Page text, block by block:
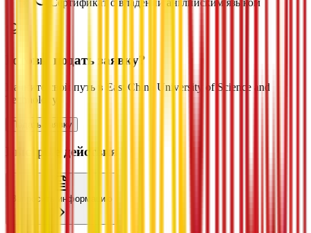
Сертификат о владении английским языком
Готовы подать заявку?
Начните свой путь в East China University of Science and
Technology
Подать заявку
Быстрые действия
Запросить информацию